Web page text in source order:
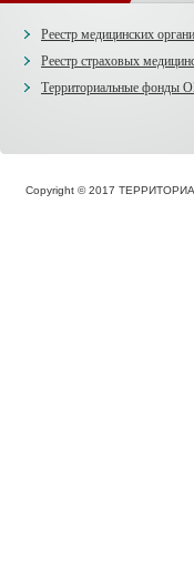
Реестр медицинских
Реестр страховых
Территориальные фонды
Copyright © 2017